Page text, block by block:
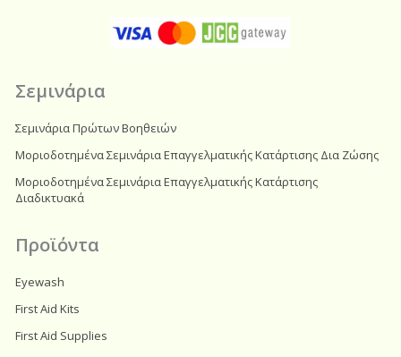
o
o
k
g
r
a
Σεμινάρια
Σεμινάρια Πρώτων Βοηθειών
Μοριοδοτημένα Σεμινάρια Επαγγελματικής Κατάρτισης Δια Ζώσης
Μοριοδοτημένα Σεμινάρια Επαγγελματικής Κατάρτισης
Διαδικτυακά
Προϊόντα
Eyewash
First Aid Kits
First Aid Supplies